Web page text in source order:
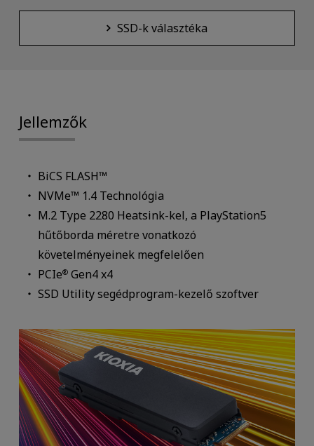
SSD-k választéka
Jellemzők
BiCS FLASH™
NVMe™ 1.4 Technológia
M.2 Type 2280 Heatsink-kel, a PlayStation5
hűtőborda méretre vonatkozó
követelményeinek megfelelően
PCIe® Gen4 x4
SSD Utility segédprogram-kezelő szoftver